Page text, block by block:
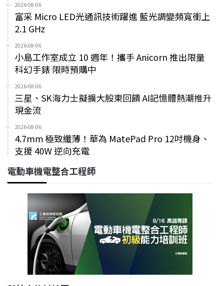
2026-08-06
富采 Micro LED光通訊技術躍進 藍光調變頻寬衝上
2.1 GHz
2026-08-06
小島工作室成立 10 週年！攜手 Anicorn 推出限量
科幻手錶 限時預購中
2026-08-06
三星、SK海力士擬擴大股東回饋 AI記憶體熱潮推升
現金流
2026-08-06
4.7mm 極致纖薄！華為 MatePad Pro 12吋機身、
支援 40W 逆向充電
電動車機電整合工程師